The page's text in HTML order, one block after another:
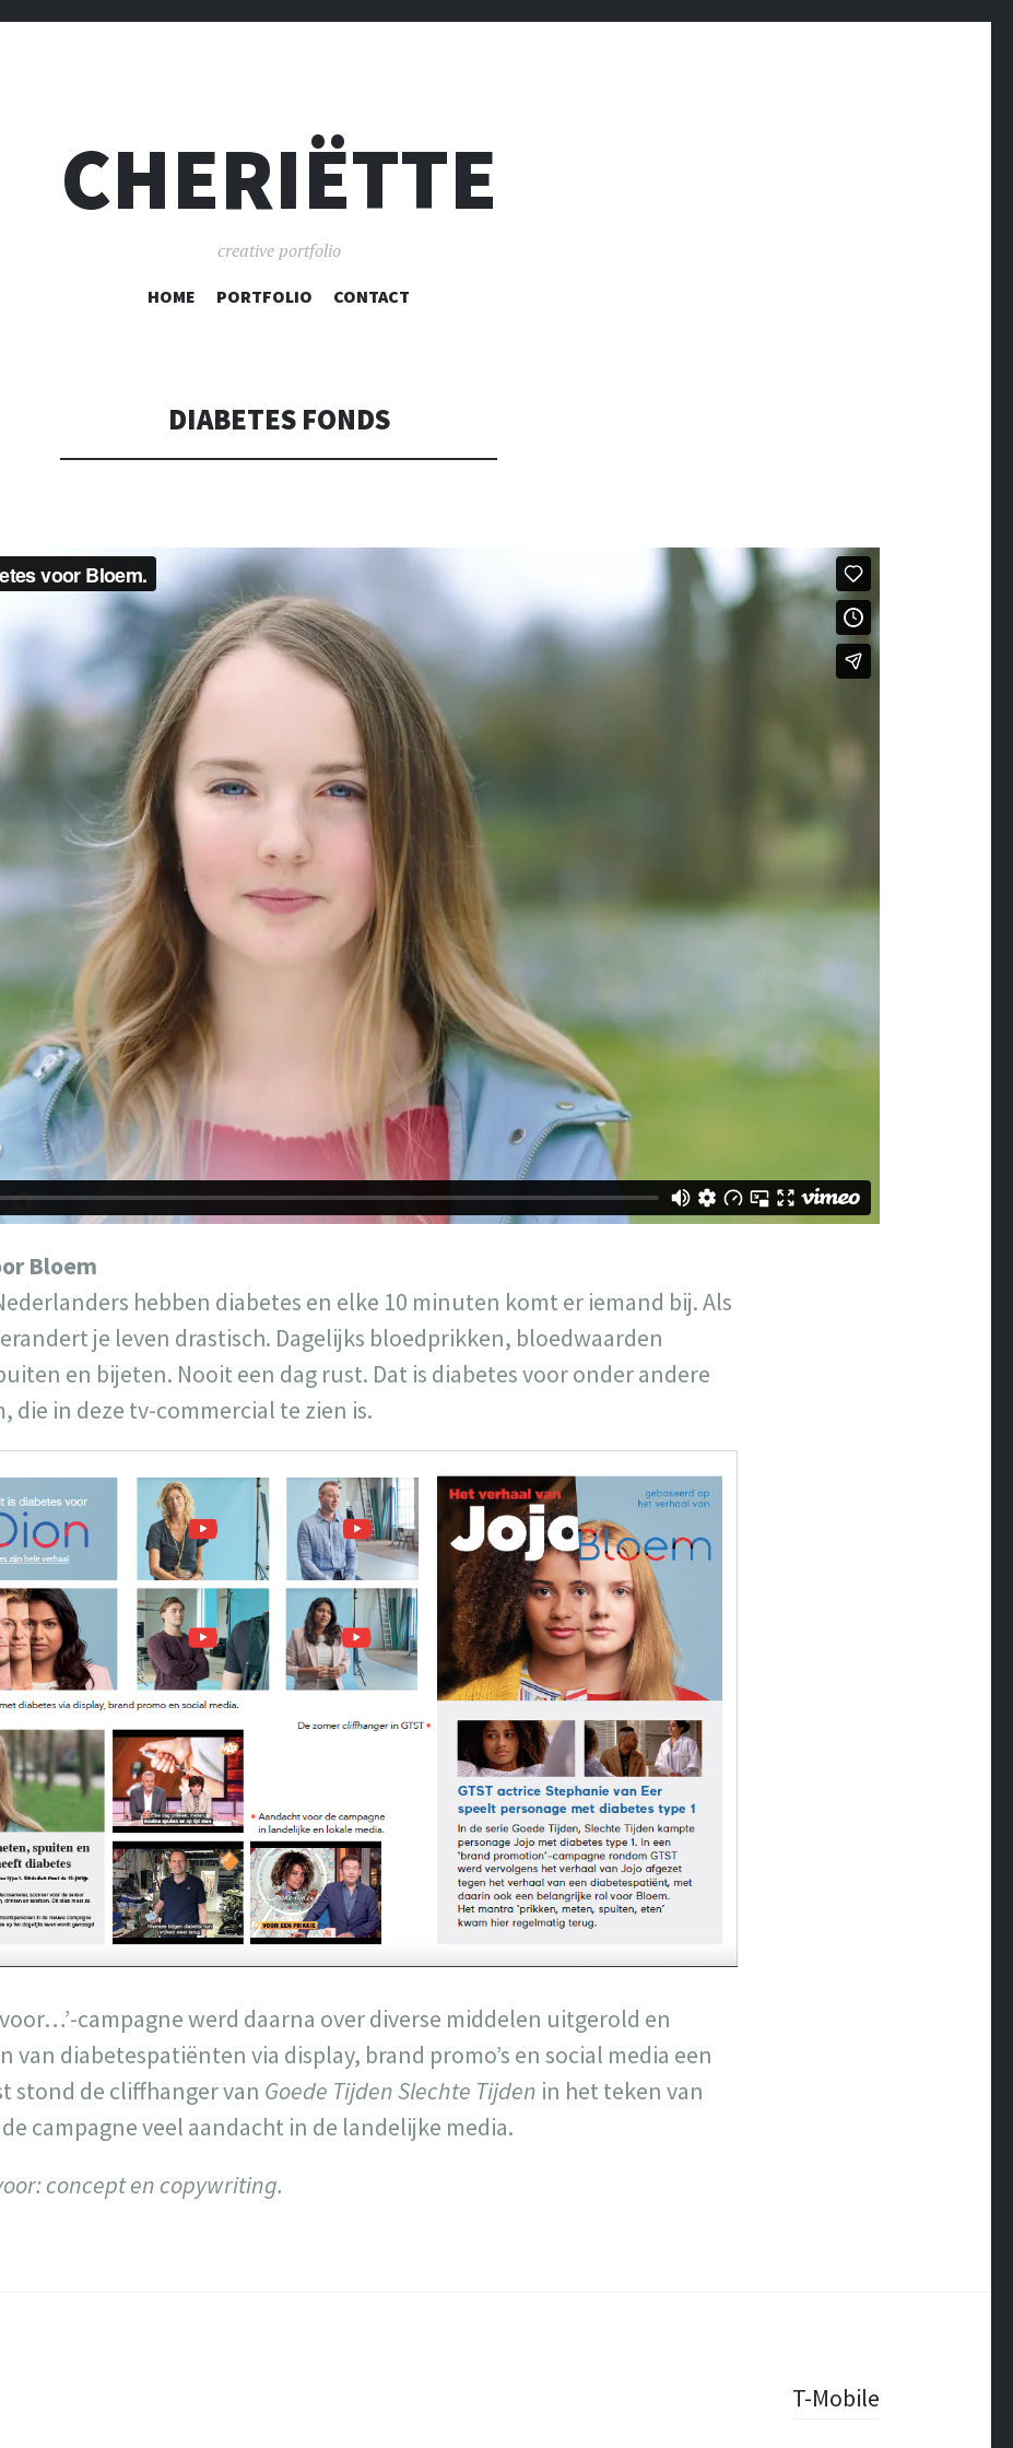
CHERIËTTE
creative portfolio
SPRING
HOME PORTFOLIO CONTACT
DIABETES FONDS
Bloem
hebben diabetes en elke 10 minuten komt er iemand bij. Als
je leven drastisch. Dagelijks bloedprikken, bloedwaarden
en bijeten. Nooit een dag rust. Dat is diabetes voor onder andere
die in deze tv-commercial te zien is.
voor…’-campagne werd daarna over diverse middelen uitgerold en
van diabetespatiënten via display, brand promo’s en social media een
stond de cliffhanger van Goede Tijden Slechte Tijden in het teken van
campagne veel aandacht in de landelijke media.
concepten copywriting.
T-Mobile